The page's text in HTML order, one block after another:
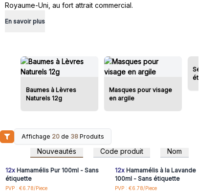
Royaume-Uni, au fort attrait commercial.
En savoir plus
Baumes à Lèvres
Naturels 12g
Masques pour visage
en argile
Sérum
Affichage 20 de 38 Produits
Nouveautés Code produit Nom
Connectez-vous ou
inscrivez-vous pour
accéder aux prix de gros
12xHamamélis Pur 100ml - Sans
étiquette
PVP : €6.78/Piece
inscrivez-vous pour
accéder aux prix de gros
12xHamamélis à la Lavande
100ml - Sans étiquette
PVP : €6.78/Piece
Connectez-vous ou
Connectez-vous ou